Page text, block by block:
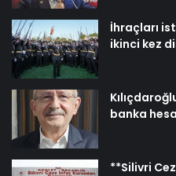
İhraçları
ikinci kez
banka
**Silivri